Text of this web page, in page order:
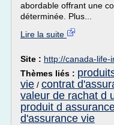
abordable offrant une
déterminée. Plus...
Lire la suite
Site : http://canada-life-
Thèmes liés :
vie / contrat
valeur de rachat d
produit d
d'assurance vie